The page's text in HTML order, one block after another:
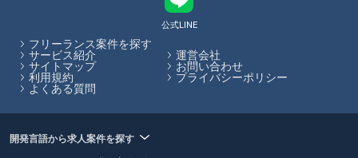
その他の条件で検索する
その他開発言語・スキルから探す
Java SQL JavaScript Spring
VB.NET
Windows
サーバーサイドエンジニア
公式LINE
フリーランス案件を探す
サービス紹介
運営会社
サイトマップ
お問い合わせ
利用規約
プライバシーポリシー
よくある質問
開発言語から求人案件を探す